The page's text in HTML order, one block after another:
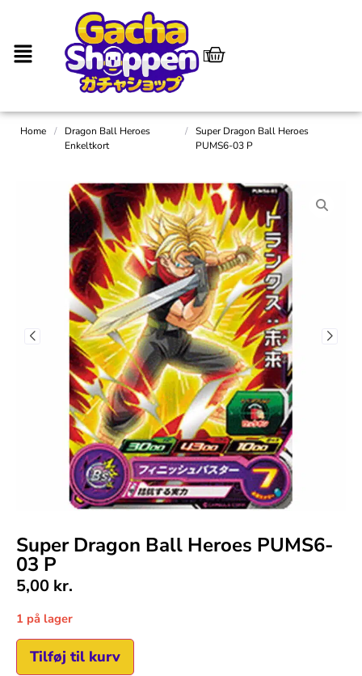
Home /
Dragon Ball Heroes
Enkeltkort
/
Super Dragon Ball Heroes
PUMS6-03 P
Super Dragon Ball Heroes PUMS6-
03 P
5,00 kr.
1 på lager
Tilføj til kurv